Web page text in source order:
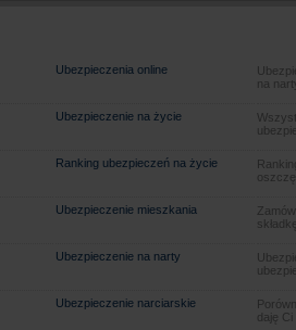
Ubezpieczenia online
na
Ubezpieczenie na życie
Ranking ubezpieczeń na życie
Ubezpieczenie mieszkania
Ubezpieczenie na narty
Ubezpieczenie narciarskie
daję